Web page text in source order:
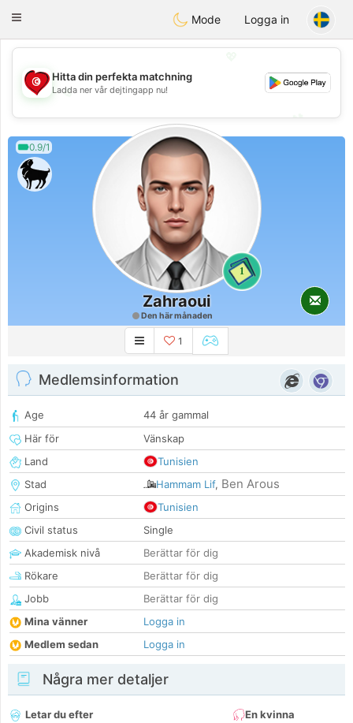
Tunisia Dating
Toggle
Mode Logga in
💖
💕
💕
Hitta din perfekta matchning
Ladda ner vår dejtingapp nu!
0.9/1
1
Zahraoui
Den här månaden
1
Medlemsinformation
Age
44 år gammal
Här för
Vänskap
Land
Tunisien
Stad
Hammam Lif, Ben Arous
Origins
Tunisien
Civil status
Single
Akademisk nivå
Berättar för dig
Rökare
Berättar för dig
Jobb
Berättar för dig
Mina vänner
Logga in
Medlem sedan
Logga in
Några mer detaljer
Letar du efter
En kvinna